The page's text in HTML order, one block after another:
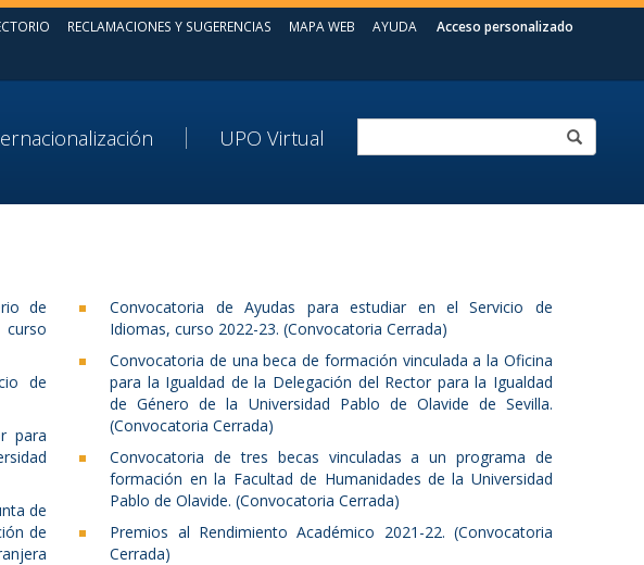
Acceso personalizado
RECLAMACIONES Y SUGERENCIAS MAPA WEB AYUDA
UPO Virtual
de
de
para
de
de
Convocatoria de Ayudas para estudiar en el Servicio de
Idiomas, curso 2022-23. (Convocatoria Cerrada)
Convocatoria de una beca de formación vinculada a la Oficina
para la Igualdad de la Delegación del Rector para la Igualdad
de Género de la Universidad Pablo de Olavide de Sevilla.
(Convocatoria Cerrada)
Convocatoria de tres becas vinculadas a un programa de
formación en la Facultad de Humanidades de la Universidad
Pablo de Olavide. (Convocatoria Cerrada)
Premios al Rendimiento Académico 2021-22. (Convocatoria
Cerrada)